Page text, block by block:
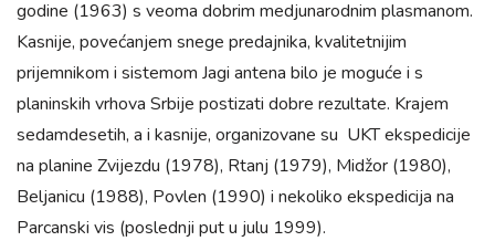
godine (1963) s veoma dobrim medjunarodnim plasmanom.
Kasnije, povećanjem snege predajnika, kvalitetnijim
prijemnikom i sistemom Jagi antena bilo je moguće i s
planinskih vrhova Srbije postizati dobre rezultate. Krajem
sedamdesetih, a i kasnije, organizovane su UKT ekspedicije
na planine Zvijezdu (1978), Rtanj (1979), Midžor (1980),
Beljanicu (1988), Povlen (1990) i nekoliko ekspedicija na
Parcanski vis (poslednji put u julu 1999).